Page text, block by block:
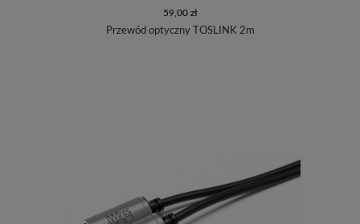
59,00 zł
Przewód optyczny TOSLINK 2m